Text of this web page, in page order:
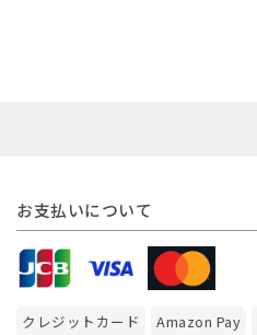
お支払いについて
クレジットカード Amazon Pay